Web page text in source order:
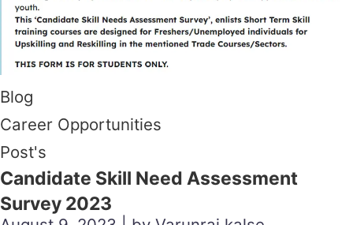
Blog
Career Opportunities
Post's
Candidate Skill Need Assessment
Survey 2023